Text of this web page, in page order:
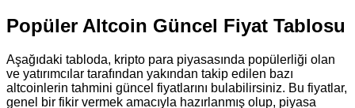
Popüler Altcoin Güncel Fiyat Tablosu
Aşağıdaki tabloda, kripto para piyasasında popülerliği olan
ve yatırımcılar tarafından yakından takip edilen bazı
altcoinlerin tahmini güncel fiyatlarını bulabilirsiniz. Bu fiyatlar,
genel bir fikir vermek amacıyla hazırlanmış olup, piyasa